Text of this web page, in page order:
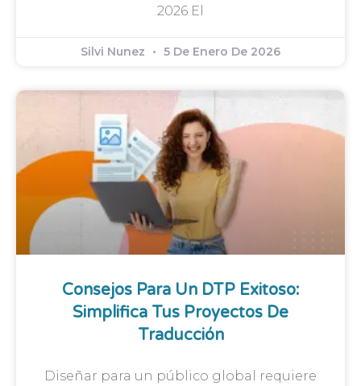
2026 El
Silvi Nunez 5 De Enero De 2026
Consejos Para Un DTP Exitoso:
Simplifica Tus Proyectos De
Traducción
Diseñar para un público global requiere